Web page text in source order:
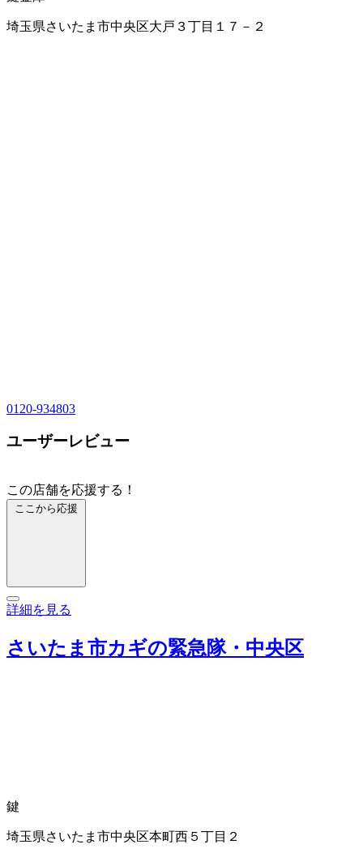
埼玉県さいたま市中央区大戸３丁目１７－２
0120-934803
ユーザーレビュー
この店舗を応援する！
ここから応援
詳細を見る
さいたま市カギの緊急隊・中央区
鍵
埼玉県さいたま市中央区本町西５丁目２